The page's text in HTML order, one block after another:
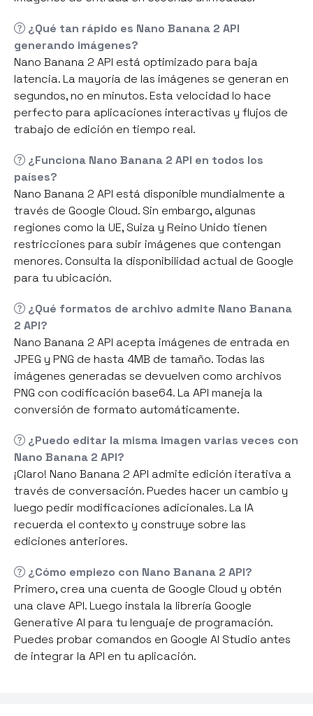
¿Qué tan rápido es Nano Banana 2 API
generando imágenes?
Nano Banana 2 API está optimizado para baja
latencia. La mayoría de las imágenes se generan en
segundos, no en minutos. Esta velocidad lo hace
perfecto para aplicaciones interactivas y flujos de
trabajo de edición en tiempo real.
¿Funciona Nano Banana 2 API en todos los
países?
Nano Banana 2 API está disponible mundialmente a
través de Google Cloud. Sin embargo, algunas
regiones como la UE, Suiza y Reino Unido tienen
restricciones para subir imágenes que contengan
menores. Consulta la disponibilidad actual de Google
para tu ubicación.
¿Qué formatos de archivo admite Nano Banana
2 API?
Nano Banana 2 API acepta imágenes de entrada en
JPEG y PNG de hasta 4MB de tamaño. Todas las
imágenes generadas se devuelven como archivos
PNG con codificación base64. La API maneja la
conversión de formato automáticamente.
¿Puedo editar la misma imagen varias veces con
Nano Banana 2 API?
¡Claro! Nano Banana 2 API admite edición iterativa a
través de conversación. Puedes hacer un cambio y
luego pedir modificaciones adicionales. La IA
recuerda el contexto y construye sobre las
ediciones anteriores.
¿Cómo empiezo con Nano Banana 2 API?
Primero, crea una cuenta de Google Cloud y obtén
una clave API. Luego instala la librería Google
Generative AI para tu lenguaje de programación.
Puedes probar comandos en Google AI Studio antes
de integrar la API en tu aplicación.